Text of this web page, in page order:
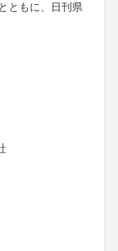
ともに、日刊県